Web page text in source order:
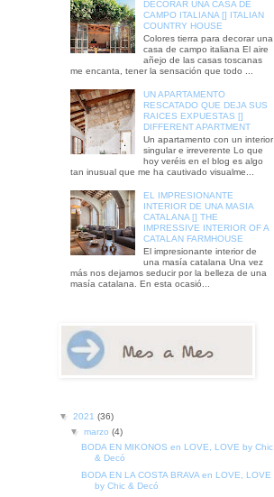
DECORAR UNA CASA DE
CAMPO ITALIANA [] ITALIAN
COUNTRY HOUSE
Colores tierra para decorar una
casa de campo italiana El aire
añejo de las casas toscanas
me encanta, tener la sensación que todo ...
UN APARTAMENTO
RESCATADO QUE DEJA SUS
RAICES EXPUESTAS []
DIFFERENT APARTMENT
Un apartamento con un interior
singular e irreverente Lo que
hoy veréis en el blog es algo
tan inusual que me ha cautivado visualme...
EL IMPRESIONANTE
INTERIOR DE UNA MASIA
CATALANA [] THE
IMPRESSIVE INTERIOR OF A
CATALAN FARMHOUSE
El impresionante interior de
una masía catalana Una vez
más nos dejamos seducir por la belleza de una
masía catalana. En esta ocasió...
▼ 2021 (36)
▼ marzo (4)
BODA EN MIKONOS en LOVE, LOVE by Chic
& Decó
BODA EN LA COSTA BRAVA en LOVE, LOVE
by Chic & Decó